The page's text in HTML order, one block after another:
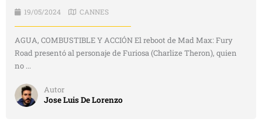
19/05/2024 CANNES
AGUA, COMBUSTIBLE Y ACCIÓN El reboot de Mad Max: Fury
Road presentó al personaje de Furiosa (Charlize Theron), quien
no ...
Autor
Jose Luis De Lorenzo